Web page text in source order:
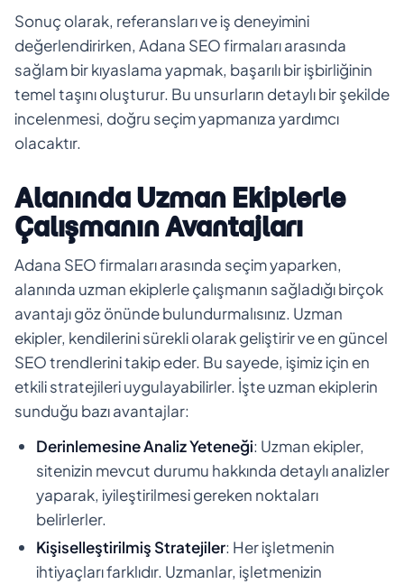
Sonuç olarak, referansları ve iş deneyimini
değerlendirirken, Adana SEO firmaları arasında
sağlam bir kıyaslama yapmak, başarılı bir işbirliğinin
temel taşını oluşturur. Bu unsurların detaylı bir şekilde
incelenmesi, doğru seçim yapmanıza yardımcı
olacaktır.
Alanında Uzman Ekiplerle
Çalışmanın Avantajları
Adana SEO firmaları arasında seçim yaparken,
alanında uzman ekiplerle çalışmanın sağladığı birçok
avantajı göz önünde bulundurmalısınız. Uzman
ekipler, kendilerini sürekli olarak geliştirir ve en güncel
SEO trendlerini takip eder. Bu sayede, işimiz için en
etkili stratejileri uygulayabilirler. İşte uzman ekiplerin
sunduğu bazı avantajlar:
Derinlemesine Analiz Yeteneği: Uzman ekipler,
sitenizin mevcut durumu hakkında detaylı analizler
yaparak, iyileştirilmesi gereken noktaları
belirlerler.
Kişiselleştirilmiş Stratejiler: Her işletmenin
ihtiyaçları farklıdır. Uzmanlar, işletmenizin